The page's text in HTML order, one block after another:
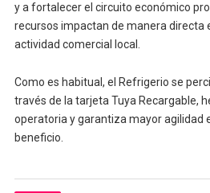
y a fortalecer el circuito económico
recursos impactan de manera directa
actividad comercial local.
Como es habitual, el Refrigerio se
través de la tarjeta Tuya Recargable,
operatoria y garantiza mayor agilidad
beneficio.